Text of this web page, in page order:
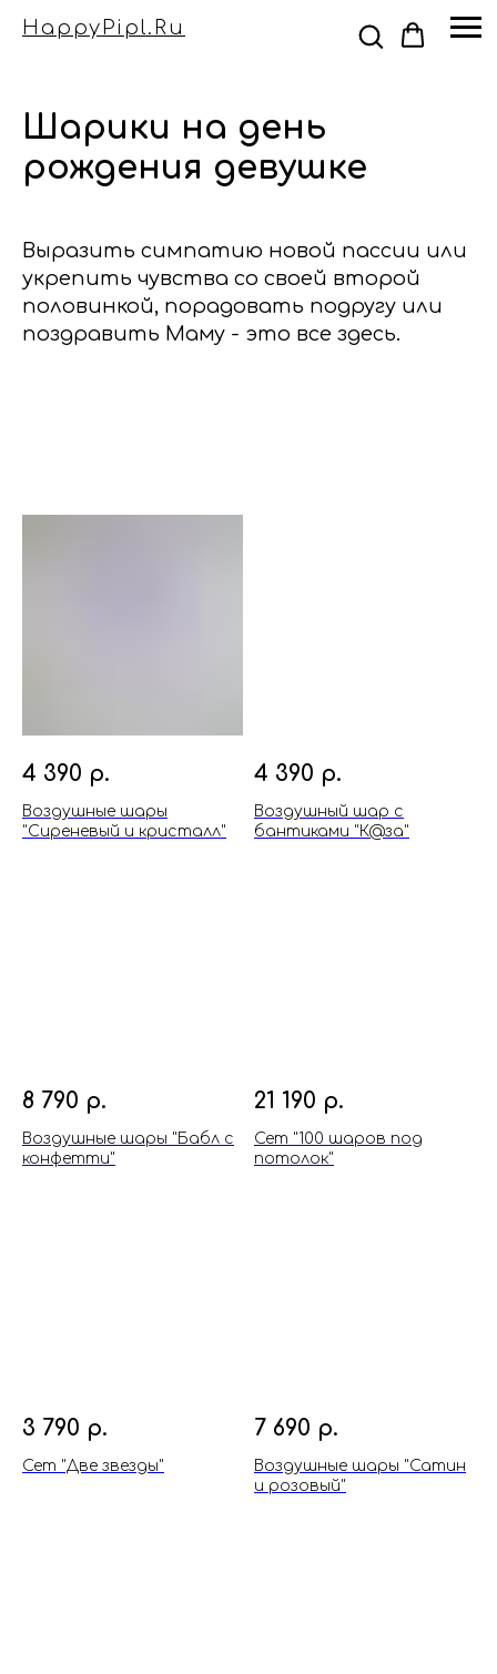
HappyPipl.ru
Шарики на день
рождения девушке
Выразить симпатию новой пассии или
укрепить чувства со своей второй
половинкой, порадовать подругу или
поздравить Маму - это все здесь.
4 390 р.
Воздушные шары
"Сиреневый и кристалл"
4 390 р.
Воздушный шар с
бантиками "К@за"
8 790 р.
Воздушные шары "Бабл с
конфетти"
21 190 р.
Сет "100 шаров под
потолок"
3 790 р.
Сет "Две звезды"
7 690 р.
Воздушные шары "Сатин
и розовый"